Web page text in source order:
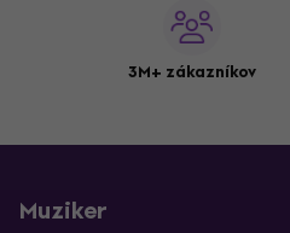
3M+ zákazníkov
Muziker